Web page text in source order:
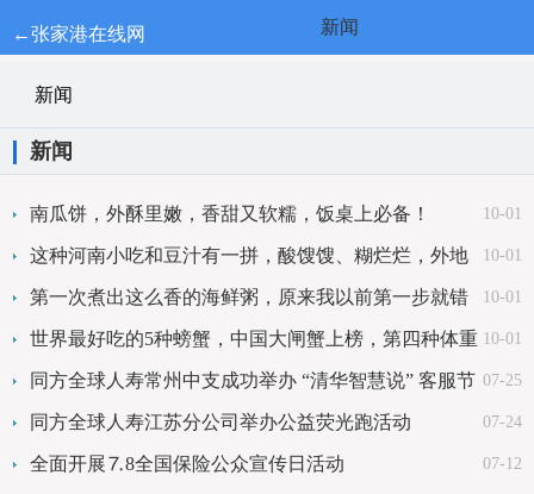
←张家港在线网 新闻
新闻
新闻
10-01
南瓜饼，外酥里嫩，香甜又软糯，饭桌上必备！
10-01
这种河南小吃和豆汁有一拼，酸馊馊、糊烂烂，外地
人吃了却说好 10-01
第一次煮出这么香的海鲜粥，原来我以前第一步就错
了，难怪味道差 10-01
世界最好吃的5种螃蟹，中国大闸蟹上榜，第四种体重
可达36公斤！ 07-25
同方全球人寿常州中支成功举办 “清华智慧说” 客服节
活动 07-24
同方全球人寿江苏分公司举办公益荧光跑活动
07-12
全面开展⒎8全国保险公众宣传日活动